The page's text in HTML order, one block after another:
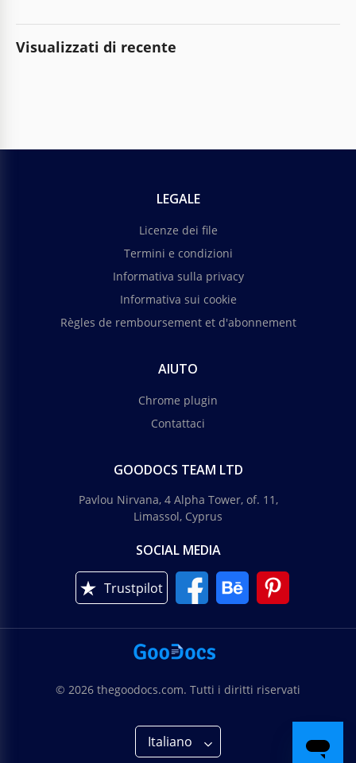
Visualizzati di recente
LEGALE
Licenze dei file
Termini e condizioni
Informativa sulla privacy
Informativa sui cookie
Règles de remboursement et d'abonnement
AIUTO
Chrome plugin
Contattaci
GOODOCS TEAM LTD
Pavlou Nirvana, 4 Alpha Tower, of. 11,
Limassol, Cyprus
SOCIAL MEDIA
Trustpilot
© 2026 thegoodocs.com. Tutti i diritti riservati
Italiano